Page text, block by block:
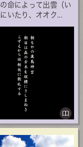
命によって出雲（い
いたり、オオク...